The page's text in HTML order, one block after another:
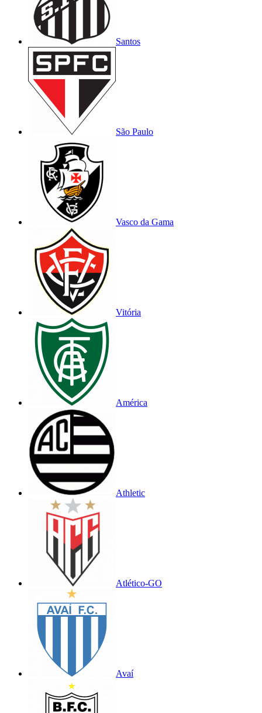
Santos
São Paulo
Vasco da Gama
Vitória
América
Athletic
Atlético-GO
Avaí